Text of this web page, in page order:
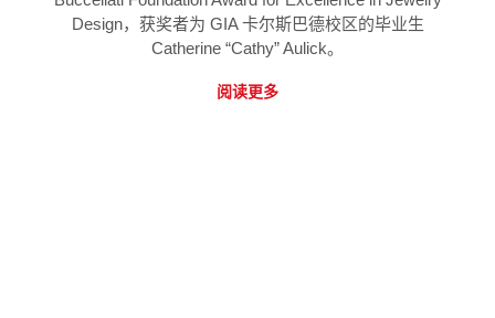
Design，获奖者为 GIA 卡尔斯巴德校区的毕业生
Catherine “Cathy” Aulick。
阅读更多